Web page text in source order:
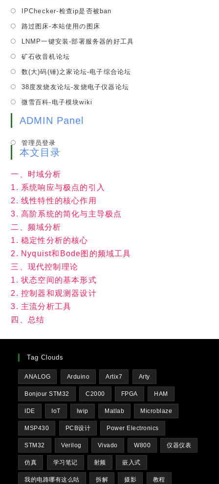
tab
IPChecker-检查ip是否被ban
new
路过图床-本站使用の图床
a
tab
LNMP一键安装-部署服务器的好工具
矿石收音机论坛
a
new
tab
数(大)码(锤)之家论坛-电子综合论坛
38度发烧友论坛-发烧电子仪器论坛
微雪百科-电子模块wiki
ADMIN Panel
管理员登录
本文目录
一、时域分析
1. 系统响应与极点的引入
2. 线性特性的核心作用
3. 高阶系统的简化与主导极点
二、频域分析
1. 稳定性分析的核心
2. Nyquist和Bode图的频域工具
三、现代控制理论
1. 状态空间的基本形式
2. 控制器和观测器设计
3. 主流分析工具
四、总结
Tag Clouds
ANALOG Arduino Artix7 Arty
Bonjour STM32 C2000 FPGA HAM
IDE IoT lwip Matlab Microblaze
MSP430 PCB设计 Power Electronics
STM32 Verilog Vivado W800 仪器仪表
仿真 学习笔记 射频 嵌入式
我的电路哪有这么咕 拆解 摄影 教程